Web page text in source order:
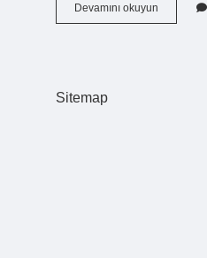
Devamını okuyun Akciğerde
Su
Sitemap